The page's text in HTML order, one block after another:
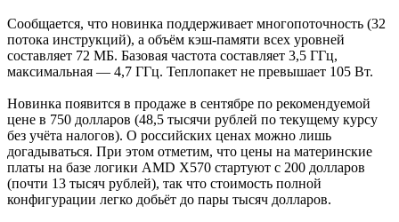
Сообщается, что новинка поддерживает многопоточность (32
потока инструкций), а объём кэш-памяти всех уровней
составляет 72 МБ. Базовая частота составляет 3,5 ГГц,
максимальная — 4,7 ГГц. Теплопакет не превышает 105 Вт.
Новинка появится в продаже в сентябре по рекомендуемой
цене в 750 долларов (48,5 тысячи рублей по текущему курсу
без учёта налогов). О российских ценах можно лишь
догадываться. При этом отметим, что цены на материнские
платы на базе логики AMD X570 стартуют с 200 долларов
(почти 13 тысяч рублей), так что стоимость полной
конфигурации легко добьёт до пары тысяч долларов.